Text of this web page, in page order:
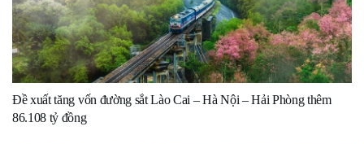
Đề xuất tăng vốn đường sắt Lào Cai – Hà Nội – Hải Phòng thêm
86.108 tỷ đồng